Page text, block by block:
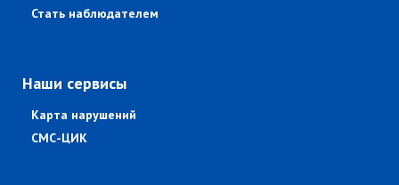
Стать наблюдателем
Наши сервисы
Карта нарушений
СМС-ЦИК